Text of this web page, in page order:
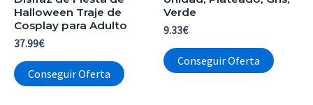
Halloween Traje de
Cosplay para Adulto
37.99€
Conseguir Oferta
Verde
9.33€
Conseguir Oferta